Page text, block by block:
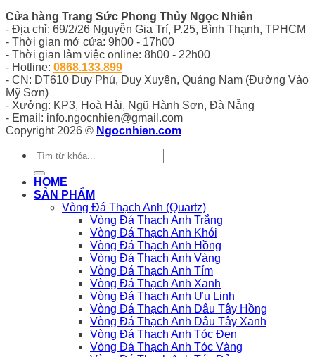
Cửa hàng Trang Sức Phong Thủy Ngọc Nhiên
- Địa chỉ: 69/2/26 Nguyễn Gia Trí, P.25, Bình Thạnh, TPHCM
- Thời gian mở cửa: 9h00 - 17h00
- Thời gian làm việc online: 8h00 - 22h00
- Hotline: 0868.133.899
- CN: DT610 Duy Phú, Duy Xuyên, Quảng Nam (Đường Vào
Mỹ Sơn)
- Xưởng: KP3, Hoà Hải, Ngũ Hành Sơn, Đà Nẵng
- Email: info.ngocnhien@gmail.com
Copyright 2026 © Ngocnhien.com
Tìm
kiếm:
HOME
SẢN PHẨM
Vòng Đá Thạch Anh (Quartz)
Vòng Đá Thạch Anh Trắng
Vòng Đá Thạch Anh Khói
Vòng Đá Thạch Anh Hồng
Vòng Đá Thạch Anh Vàng
Vòng Đá Thạch Anh Tím
Vòng Đá Thạch Anh Xanh
Vòng Đá Thạch Anh Ưu Linh
Vòng Đá Thạch Anh Dâu Tây Hồng
Vòng Đá Thạch Anh Dâu Tây Xanh
Vòng Đá Thạch Anh Tóc Đen
Vòng Đá Thạch Anh Tóc Vàng